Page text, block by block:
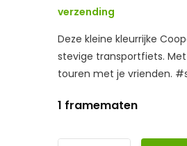
verzending
Deze kleine kleurrijke
stevige transportfiets.
touren met je vrienden.
1 framematen